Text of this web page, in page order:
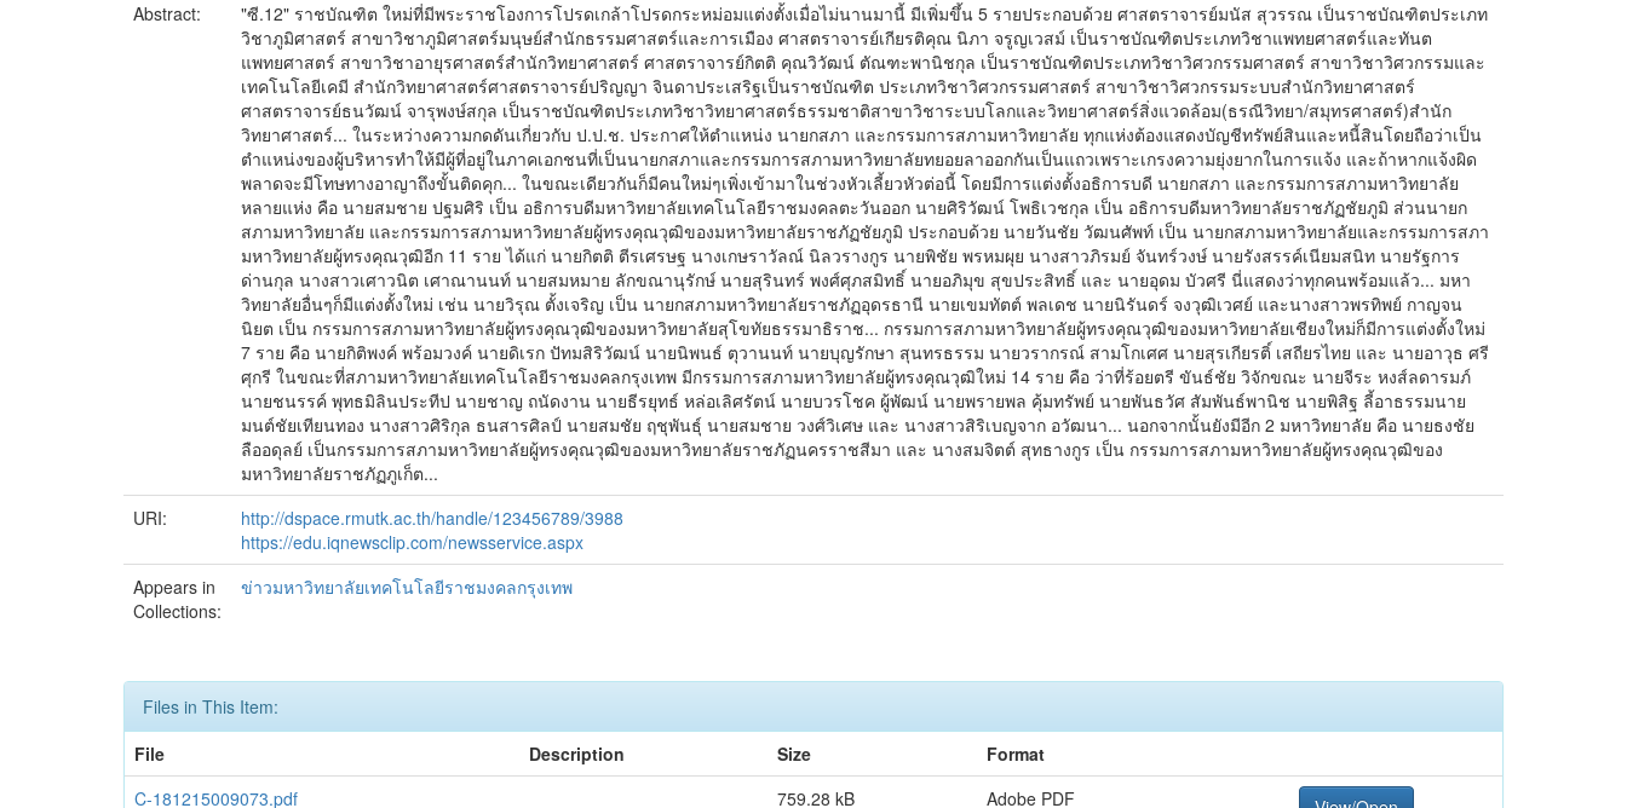
Abstract:
"ซี.12" ราชบัณฑิต ใหม่ที่มีพระราชโองการโปรดเกล้าโปรดกระหม่อมแต่งตั้งเมื่อไม่นานมานี้ มีเพิ่มขึ้น 5 รายประกอบด้วย ศาสตราจารย์มนัส สุวรรณ เป็นราชบัณฑิตประเภท
วิชาภูมิศาสตร์ สาขาวิชาภูมิศาสตร์มนุษย์สำนักธรรมศาสตร์และการเมือง ศาสตราจารย์เกียรติคุณ นิภา จรูญเวสม์ เป็นราชบัณฑิตประเภทวิชาแพทยศาสตร์และทันต
แพทยศาสตร์ สาขาวิชาอายุรศาสตร์สำนักวิทยาศาสตร์ ศาสตราจารย์กิตติ คุณวิวัฒน์ ตัณฑะพานิชกุล เป็นราชบัณฑิตประเภทวิชาวิศวกรรมศาสตร์ สาขาวิชาวิศวกรรมและ
เทคโนโลยีเคมี สำนักวิทยาศาสตร์ศาสตราจารย์ปริญญา จินดาประเสริฐเป็นราชบัณฑิต ประเภทวิชาวิศวกรรมศาสตร์ สาขาวิชาวิศวกรรมระบบสำนักวิทยาศาสตร์
ศาสตราจารย์ธนวัฒน์ จารุพงษ์สกุล เป็นราชบัณฑิตประเภทวิชาวิทยาศาสตร์ธรรมชาติสาขาวิชาระบบโลกและวิทยาศาสตร์สิ่งแวดล้อม(ธรณีวิทยา/สมุทรศาสตร์)สำนัก
วิทยาศาสตร์... ในระหว่างความกดดันเกี่ยวกับ ป.ป.ช. ประกาศให้ตำแหน่ง นายกสภา และกรรมการสภามหาวิทยาลัย ทุกแห่งต้องแสดงบัญชีทรัพย์สินและหนี้สินโดยถือว่าเป็น
ตำแหน่งของผู้บริหารทำให้มีผู้ที่อยู่ในภาคเอกชนที่เป็นนายกสภาและกรรมการสภามหาวิทยาลัยทยอยลาออกกันเป็นแถวเพราะเกรงความยุ่งยากในการแจ้ง และถ้าหากแจ้งผิด
พลาดจะมีโทษทางอาญาถึงขั้นติดคุก... ในขณะเดียวกันก็มีคนใหม่ๆเพิ่งเข้ามาในช่วงหัวเลี้ยวหัวต่อนี้ โดยมีการแต่งตั้งอธิการบดี นายกสภา และกรรมการสภามหาวิทยาลัย
หลายแห่ง คือ นายสมชาย ปฐมศิริ เป็น อธิการบดีมหาวิทยาลัยเทคโนโลยีราชมงคลตะวันออก นายศิริวัฒน์ โพธิเวชกุล เป็น อธิการบดีมหาวิทยาลัยราชภัฏชัยภูมิ ส่วนนายก
สภามหาวิทยาลัย และกรรมการสภามหาวิทยาลัยผู้ทรงคุณวุฒิของมหาวิทยาลัยราชภัฏชัยภูมิ ประกอบด้วย นายวันชัย วัฒนศัพท์ เป็น นายกสภามหาวิทยาลัยและกรรมการสภา
มหาวิทยาลัยผู้ทรงคุณวุฒิอีก 11 ราย ได้แก่ นายกิตติ ตีรเศรษฐ นางเกษราวัลณ์ นิลวรางกูร นายพิชัย พรหมผุย นางสาวภิรมย์ จันทร์วงษ์ นายรังสรรค์เนียมสนิท นายรัฐการ
ด่านกุล นางสาวเศาวนิต เศาณานนท์ นายสมหมาย ลักขณานุรักษ์ นายสุรินทร์ พงศ์ศุภสมิทธิ์ นายอภิมุข สุขประสิทธิ์ และ นายอุดม บัวศรี นี่แสดงว่าทุกคนพร้อมแล้ว... มหา
วิทยาลัยอื่นๆก็มีแต่งตั้งใหม่ เช่น นายวิรุณ ตั้งเจริญ เป็น นายกสภามหาวิทยาลัยราชภัฏอุดรธานี นายเขมทัตต์ พลเดช นายนิรันดร์ จงวุฒิเวศย์ และนางสาวพรทิพย์ กาญจน
นิยต เป็น กรรมการสภามหาวิทยาลัยผู้ทรงคุณวุฒิของมหาวิทยาลัยสุโขทัยธรรมาธิราช... กรรมการสภามหาวิทยาลัยผู้ทรงคุณวุฒิของมหาวิทยาลัยเชียงใหม่ก็มีการแต่งตั้งใหม่
7 ราย คือ นายกิติพงค์ พร้อมวงค์ นายดิเรก ปัทมสิริวัฒน์ นายนิพนธ์ ตุวานนท์ นายบุญรักษา สุนทรธรรม นายวรากรณ์ สามโกเศศ นายสุรเกียรติ์ เสถียรไทย และ นายอาวุธ ศรี
ศุกรี ในขณะที่สภามหาวิทยาลัยเทคโนโลยีราชมงคลกรุงเทพ มีกรรมการสภามหาวิทยาลัยผู้ทรงคุณวุฒิใหม่ 14 ราย คือ ว่าที่ร้อยตรี ขันธ์ชัย วิจักขณะ นายจีระ หงส์ลดารมภ์
นายชนรรค์ พุทธมิลินประทีป นายชาญ ถนัดงาน นายธีรยุทธ์ หล่อเลิศรัตน์ นายบวรโชค ผู้พัฒน์ นายพรายพล คุ้มทรัพย์ นายพันธวัศ สัมพันธ์พานิช นายพิสิฐ ลี้อาธรรมนาย
มนต์ชัยเทียนทอง นางสาวศิริกุล ธนสารศิลป์ นายสมชัย ฤชุพันธุ์ นายสมชาย วงศ์วิเศษ และ นางสาวสิริเบญจาก อวัฒนา... นอกจากนั้นยังมีอีก 2 มหาวิทยาลัย คือ นายธงชัย
ลืออดุลย์ เป็นกรรมการสภามหาวิทยาลัยผู้ทรงคุณวุฒิของมหาวิทยาลัยราชภัฏนครราชสีมา และ นางสมจิตต์ สุทธางกูร เป็น กรรมการสภามหาวิทยาลัยผู้ทรงคุณวุฒิของ
มหาวิทยาลัยราชภัฏภูเก็ต...
URI:
http://dspace.rmutk.ac.th/handle/123456789/3988
https://edu.iqnewsclip.com/newsservice.aspx
Appears in
Collections:
ข่าวมหาวิทยาลัยเทคโนโลยีราชมงคลกรุงเทพ
Files in This Item:
File
Description Size
Format
C-181215009073.pdf
759.28 kB Adobe PDF